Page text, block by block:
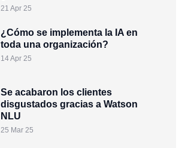
21 Apr 25
¿Cómo se implementa la IA en
toda una organización?
14 Apr 25
Se acabaron los clientes
disgustados gracias a Watson
NLU
25 Mar 25